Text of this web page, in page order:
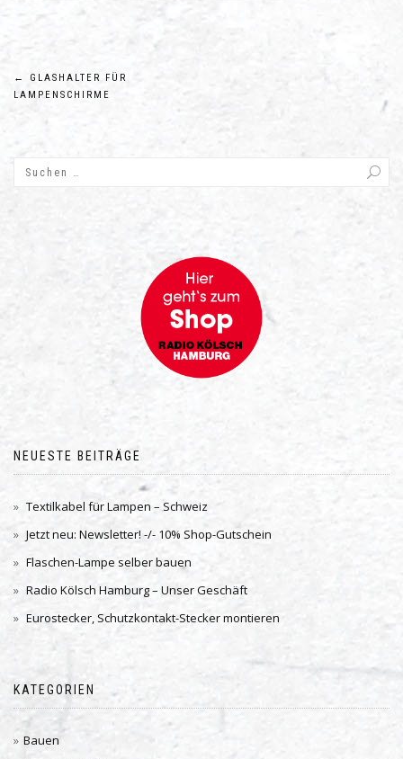
Beitragsnavigation
←
GLASHALTER FÜR
LAMPENSCHIRME
NEUESTE BEITRÄGE
Textilkabel für Lampen – Schweiz
Jetzt neu: Newsletter! -/- 10% Shop-Gutschein
Flaschen-Lampe selber bauen
Radio Kölsch Hamburg – Unser Geschäft
Eurostecker, Schutzkontakt-Stecker montieren
KATEGORIEN
Bauen